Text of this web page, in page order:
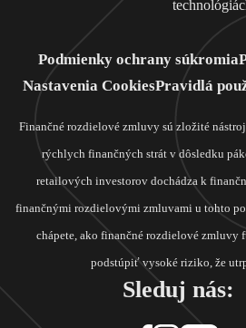
Podmienky ochrany súkromia
Nastavenia CookiesPravidlá
Finančné rozdielové zmluvy sú zložité
rýchlych finančných strát v dôsledku
retailových investorov dochádza k
finančnými rozdielovými zmluvami u tohto
chápete, ako finančné rozdielové
podstúpiť vysoké riziko, že
Sleduj nás: